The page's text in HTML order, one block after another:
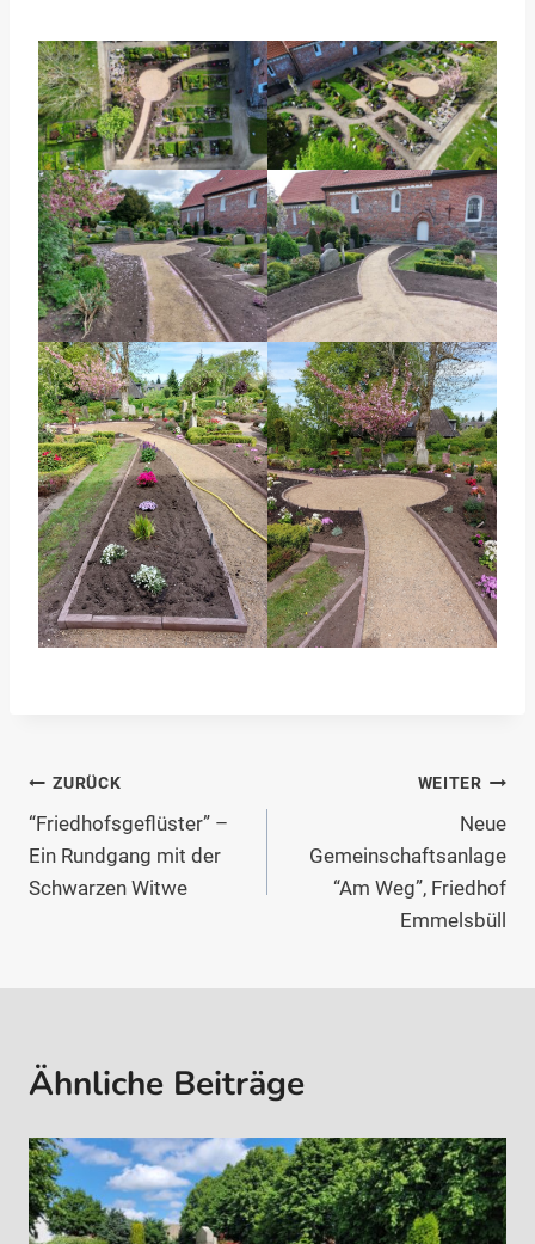
Beitragsnavigation
ZURÜCK
“Friedhofsgeflüster” –
Ein Rundgang mit der
Schwarzen Witwe
WEITER
Neue
Gemeinschaftsanlage
“Am Weg”, Friedhof
Emmelsbüll
Ähnliche Beiträge